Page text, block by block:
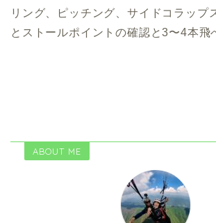
リング、ピッチング、サイドコラップ
とストールポイントの確認と3〜4本飛
ABOUT ME